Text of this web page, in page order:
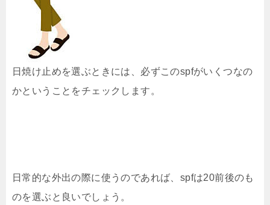
日焼け止めを選ぶときには、必ずこのspfがいくつなの
かということをチェックします。
日常的な外出の際に使うのであれば、spfは20前後のも
のを選ぶと良いでしょう。